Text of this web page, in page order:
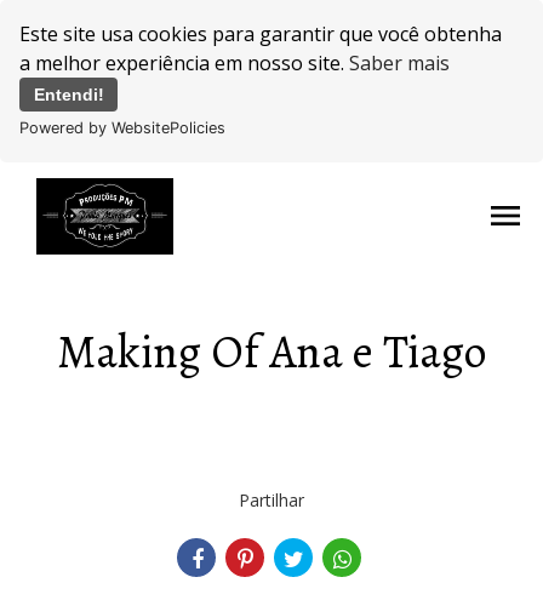
Este site usa cookies para garantir que você obtenha
a melhor experiência em nosso site. Saber mais
Entendi!
Powered by WebsitePolicies
menu
Making Of Ana e Tiago
Partilhar